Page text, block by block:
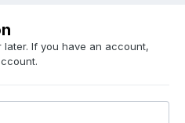
If you have an account,